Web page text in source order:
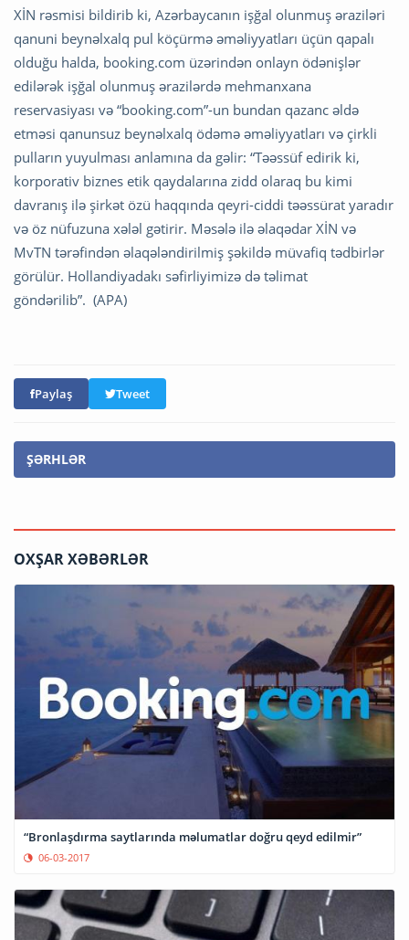
XİN rəsmisi bildirib ki, Azərbaycanın işğal olunmuş əraziləri
qanuni beynəlxalq pul köçürmə əməliyyatları üçün qapalı
olduğu halda, booking.com üzərindən onlayn ödənişlər
edilərək işğal olunmuş ərazilərdə mehmanxana
reservasiyası və “booking.com”-un bundan qazanc əldə
etməsi qanunsuz beynəlxalq ödəmə əməliyyatları və çirkli
pulların yuyulması anlamına da gəlir: “Təəssüf edirik ki,
korporativ biznes etik qaydalarına zidd olaraq bu kimi
davranış ilə şirkət özü haqqında qeyri-ciddi təəssürat yaradır
və öz nüfuzuna xələl gətirir. Məsələ ilə əlaqədar XİN və
MvTN tərəfindən əlaqələndirilmiş şəkildə müvafiq tədbirlər
görülür. Hollandiyadakı səfirliyimizə də təlimat
göndərilib”. (APA)
Paylaş Tweet
ŞƏRHLƏR
OXŞAR XƏBƏRLƏR
“Bronlaşdırma saytlarında məlumatlar doğru qeyd edilmir”
06-03-2017